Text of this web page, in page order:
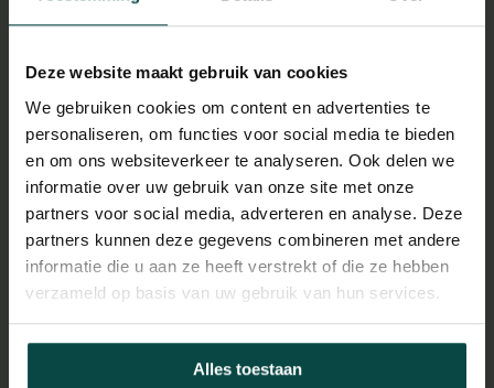
Deze website maakt gebruik van cookies
We gebruiken cookies om content en advertenties te
personaliseren, om functies voor social media te bieden
en om ons websiteverkeer te analyseren. Ook delen we
informatie over uw gebruik van onze site met onze
partners voor social media, adverteren en analyse. Deze
partners kunnen deze gegevens combineren met andere
informatie die u aan ze heeft verstrekt of die ze hebben
verzameld op basis van uw gebruik van hun services.
Alles toestaan
aanspraak op juistheid. Deze materialen kunnen op
mededeling van Hoenderdaell.
Specifiek voorprijzenen andere informatie over
producten op de Website geldt een voorbehoud van
kennelijke programmeer- en typefouten. U kunt op
basis van dergelijke fouten geen overeenkomst
claimen met Hoenderdaell. Voor op de Website
derden kan Hoenderdaell nimmer aansprakelijkheid